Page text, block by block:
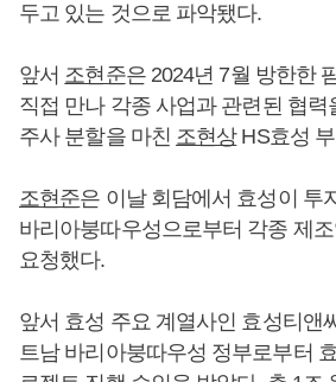
두고 있는 것으로 파악됐다.
앞서 조현준은 2024년 7월 방한한
직접 만나 각종 사업과 관련된 협력
주사 분할을 마친 조현상HS효성
조현준은 이날 회담에서 효성이 투
바리아붕따우성으로부터 각종 제
요청했다.
앞서 효성 주요 계열사인 효성티앤
트남 바리아붕따우성 정부로부터